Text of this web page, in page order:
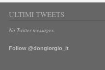
ULTIMI TWEETS
No Twitter messages.
Follow @dongiorgio_it